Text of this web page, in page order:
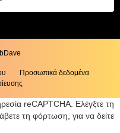
Προσωπικά δεδομένα
reCAPTCHA. Ελέγξτε τη
τη φόρτωση, για να δείτε